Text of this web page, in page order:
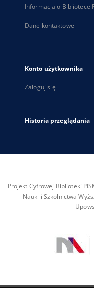
Informacja o Bibliotece
Dane kontaktowe
Konto użytkownika
Zaloguj się
Historia przeglądania
Projekt Cyfrowej Biblioteki
Nauki i Szkolnictwa